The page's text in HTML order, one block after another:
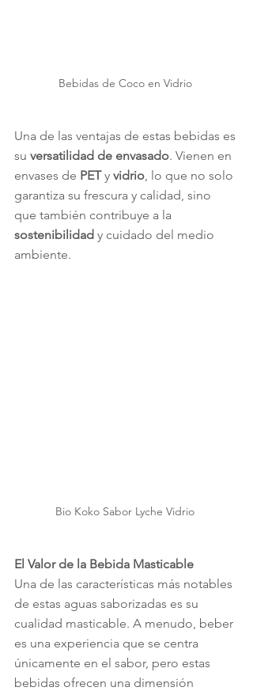
Bebidas de Coco en Vidrio
Una de las ventajas de estas bebidas es
su versatilidad de envasado. Vienen en
envases de PET y vidrio, lo que no solo
garantiza su frescura y calidad, sino
que también contribuye a la
sostenibilidad y cuidado del medio
ambiente.
Bio Koko Sabor Lyche Vidrio
El Valor de la Bebida Masticable
Una de las características más notables
de estas aguas saborizadas es su
cualidad masticable. A menudo, beber
es una experiencia que se centra
únicamente en el sabor, pero estas
bebidas ofrecen una dimensión